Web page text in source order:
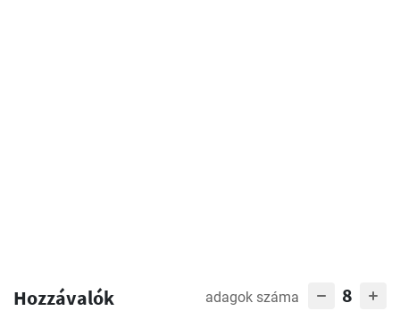
Hozzávalók adagok száma 8